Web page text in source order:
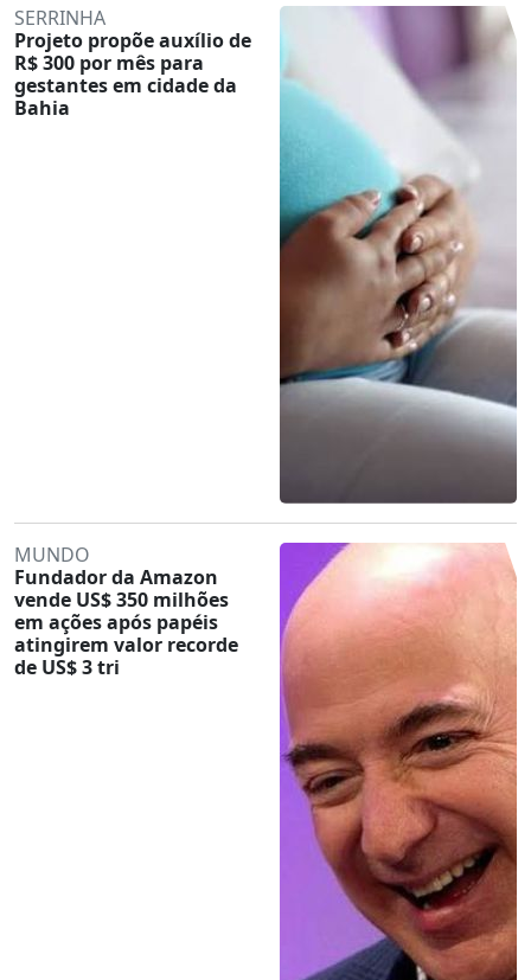
SERRINHA
Projeto propõe auxílio de
R$ 300 por mês para
gestantes em cidade da
Bahia
MUNDO
Fundador da Amazon
vende US$ 350 milhões
em ações após papéis
atingirem valor recorde
de US$ 3 tri